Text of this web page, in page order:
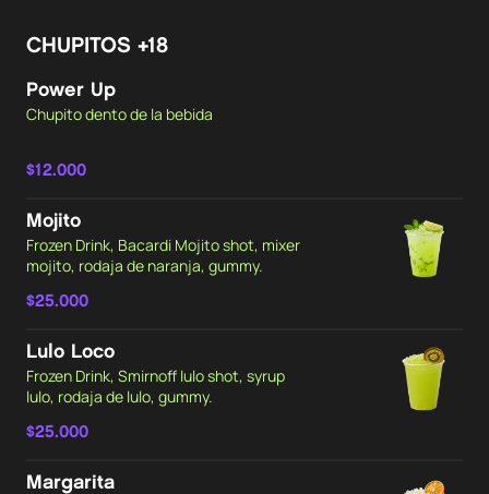
CHUPITOS +18
Power Up
Chupito dento de la bebida
$12.000
Mojito
Frozen Drink, Bacardi Mojito shot, mixer
mojito, rodaja de naranja, gummy.
$25.000
Lulo Loco
Frozen Drink, Smirnoff lulo shot, syrup
lulo, rodaja de lulo, gummy.
$25.000
Margarita